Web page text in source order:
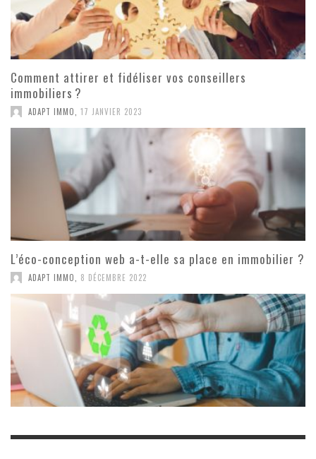
Comment attirer et fidéliser vos conseillers
immobiliers ?
ADAPT IMMO 17 JANVIER 2023
L’éco-conception web a-t-elle sa place en immobilier ?
ADAPT IMMO 8 DÉCEMBRE 2022